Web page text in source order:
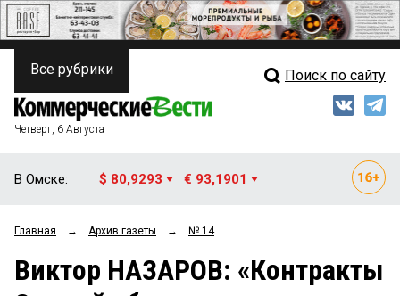
ПОЛИТИКА
ФИНАНСЫ
ОБЩЕСТВО
ЗАКОН
Свежий выпуск
Рейтинги
Все рубрики Поиск по сайту
Четверг, 6 Августа
В Омске: $ 80,9293 € 93,1901
Главная → Архив газеты → № 14
Виктор НАЗАРОВ: «Контракты